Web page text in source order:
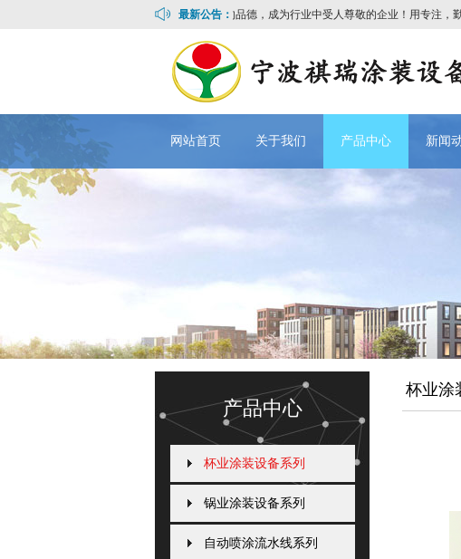
最新公告：
注，勤奋拼搏的精神；用诚信，知行合一的品德，成为行业中受人尊敬的企业！用专注，勤奋
网站首页 关于我们 产品中心 新闻
杯业涂
产品中心
杯业涂装设备系列
锅业涂装设备系列
自动喷涂流水线系列